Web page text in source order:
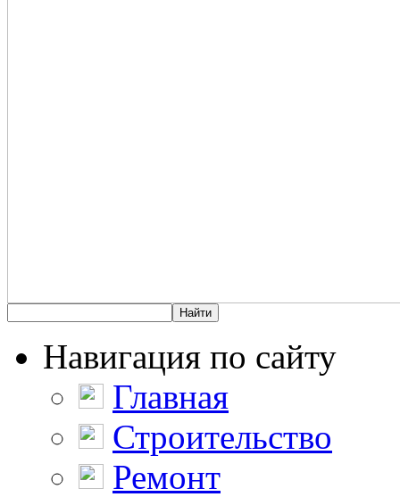
Навигация по сайту
Главная
Строительство
Ремонт